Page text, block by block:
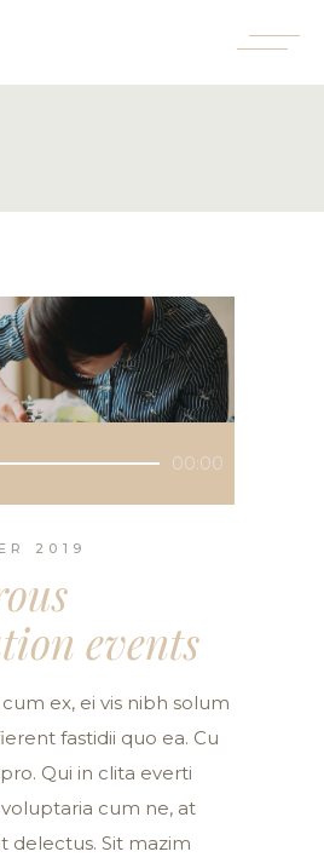
00:00
2019
events
ex, ei vis nibh solum
fastidii quo ea. Cu
Qui in clita everti
cum ne, at
delectus. Sit mazim